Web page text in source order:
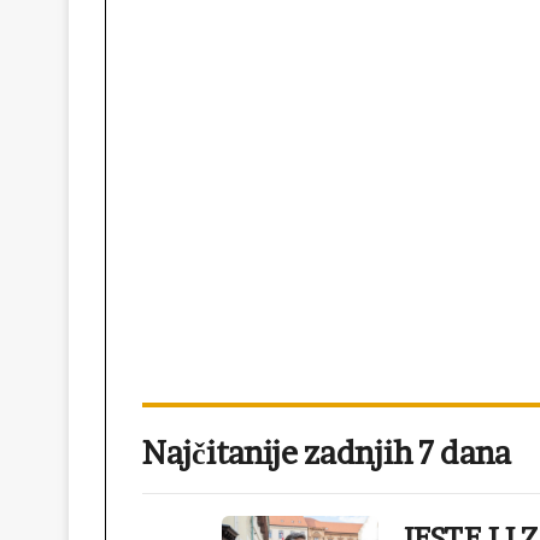
Najčitanije zadnjih 7 dana